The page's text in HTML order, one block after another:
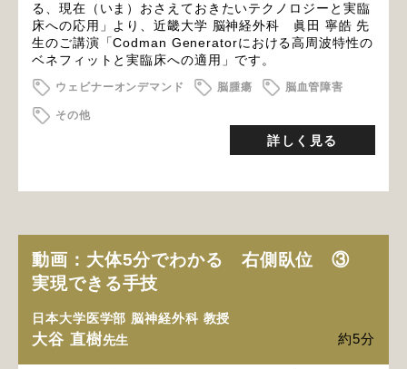
る、現在（いま）おさえておきたいテクノロジーと実臨
床への応用」より、近畿大学 脳神経外科 眞田 寧皓 先
生のご講演「Codman Generatorにおける高周波特性の
ベネフィットと実臨床への適用」です。
ウェビナーオンデマンド 脳腫瘍 脳血管障害
その他
詳しく見る
動画：大体5分でわかる 右側臥位 ③
実現できる手技
日本大学医学部 脳神経外科 教授
大谷 直樹先生 約5分